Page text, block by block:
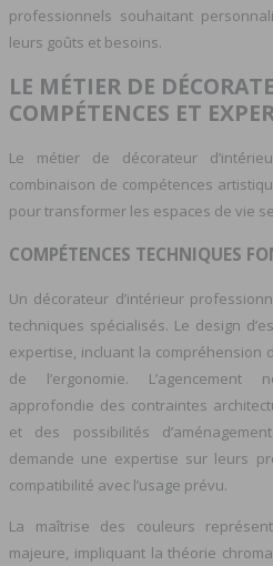
professionnels souhaitant
leurs goûts et besoins.
LE MÉTIER DE
COMPÉTENCES ET
Le métier de décorateur
combinaison de compétences
pour transformer les espaces de vie
COMPÉTENCES TECHNIQUES
Un décorateur d’intérieur
techniques spécialisés. Le design
expertise, incluant la compréhension
de l’ergonomie. L’agencement
approfondie des contraintes
et des possibilités
demande une expertise sur leurs
compatibilité avec l’usage prévu.
La maîtrise des couleurs
majeure, impliquant la théorie